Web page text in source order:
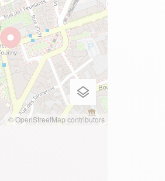
© OpenStreetMap contributors